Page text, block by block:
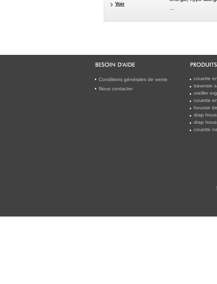
Voir
Conditions générales de vente
Nous contacter
couette
traversin
oreiller
couette
housse
drap
drap
couette